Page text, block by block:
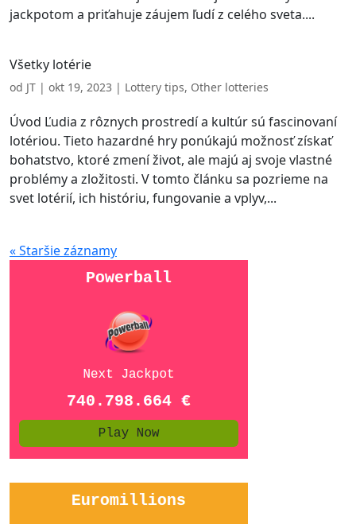
jackpotom a priťahuje záujem ľudí z celého sveta....
Všetky lotérie
od JT | okt 19, 2023 | Lottery tips, Other lotteries
Úvod Ľudia z rôznych prostredí a kultúr sú fascinovaní
lotériou. Tieto hazardné hry ponúkajú možnosť získať
bohatstvo, ktoré zmení život, ale majú aj svoje vlastné
problémy a zložitosti. V tomto článku sa pozrieme na
svet lotérií, ich históriu, fungovanie a vplyv,...
« Staršie záznamy